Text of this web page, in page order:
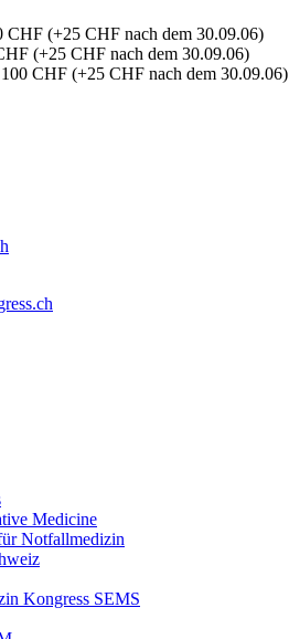
(+25 CHF nach dem 30.09.06)
(+25 CHF nach dem 30.09.06)
CHF (+25 CHF nach dem 30.09.06)
Medicine
Notfallmedizin
Kongress SEMS